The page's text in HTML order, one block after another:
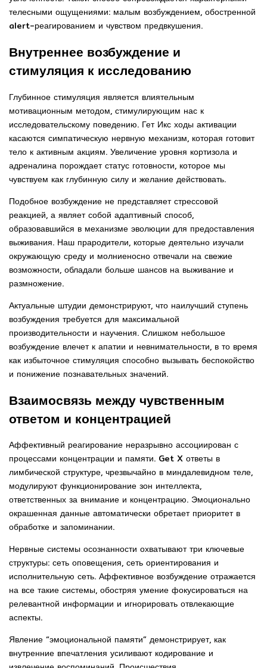
телесными ощущениями: малым возбуждением, обостренной
alert-реагированием и чувством предвкушения.
Внутреннее возбуждение и
стимуляция к исследованию
Глубинное стимуляция является влиятельным
мотивационным методом, стимулирующим нас к
исследовательскому поведению. Гет Икс ходы активации
касаются симпатическую нервную механизм, которая готовит
тело к активным акциям. Увеличение уровня кортизола и
адреналина порождает статус готовности, которое мы
чувствуем как глубинную силу и желание действовать.
Подобное возбуждение не представляет стрессовой
реакцией, а являет собой адаптивный способ,
образовавшийся в механизме эволюции для предоставления
выживания. Наш прародители, которые деятельно изучали
окружающую среду и молниеносно отвечали на свежие
возможности, обладали больше шансов на выживание и
размножение.
Актуальные штудии демонстрируют, что наилучший ступень
возбуждения требуется для максимальной
производительности и научения. Слишком небольшое
возбуждение влечет к апатии и невнимательности, в то время
как избыточное стимуляция способно вызывать беспокойство
и понижение познавательных значений.
Взаимосвязь между чувственным
ответом и концентрацией
Аффективный реагирование неразрывно ассоциирован с
процессами концентрации и памяти. Get X ответы в
лимбической структуре, чрезвычайно в миндалевидном теле,
модулируют функционирование зон интеллекта,
ответственных за внимание и концентрацию. Эмоционально
окрашенная данные автоматически обретает приоритет в
обработке и запоминании.
Нервные системы осознанности охватывают три ключевые
структуры: сеть оповещения, сеть ориентирования и
исполнительную сеть. Аффективное возбуждение отражается
на все такие системы, обостряя умение фокусироваться на
релевантной информации и игнорировать отвлекающие
аспекты.
Явление “эмоциональной памяти” демонстрирует, как
внутренние впечатления усиливают кодирование и